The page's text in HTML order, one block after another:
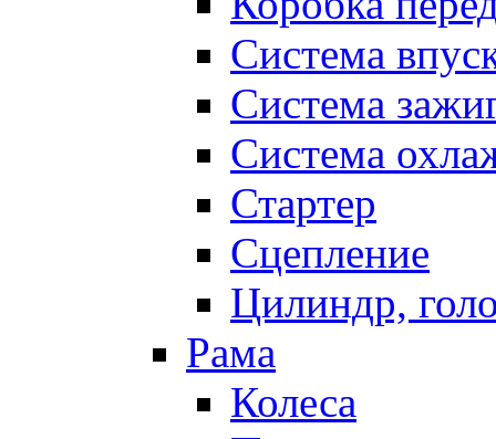
Система
Система
Система
Стартер
Сцепление
Цилиндр,
Рама
Колеса